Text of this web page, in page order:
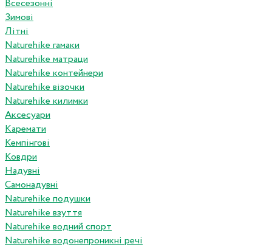
Всесезонні
Зимові
Літні
Naturehike гамаки
Naturehike матраци
Naturehike контейнери
Naturehike візочки
Naturehike килимки
Аксесуари
Каремати
Кемпінгові
Ковдри
Надувні
Самонадувні
Naturehike подушки
Naturehike взуття
Naturehike водний спорт
Naturehike водонепроникні речі